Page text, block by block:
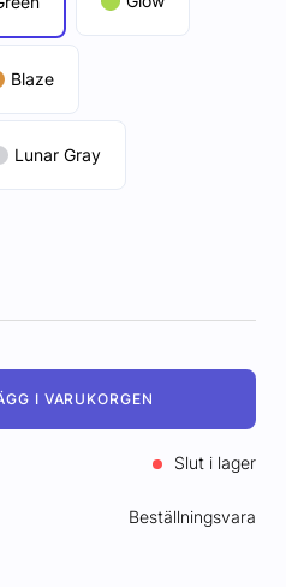
Blaze
Lunar Gray
I VARUKORGEN
Slut i lager
Beställningsvara